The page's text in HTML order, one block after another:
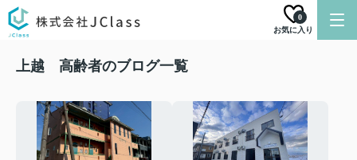
お気に入り
0
上越 高齢者のブログ一覧